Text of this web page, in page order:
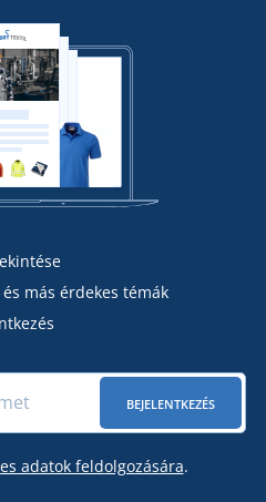
más érdekes témák
BEJELENTKEZÉS
adatok feldolgozására.